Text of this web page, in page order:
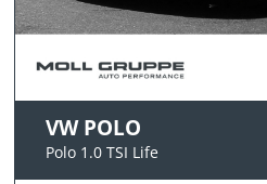
VW POLO
Polo 1.0 TSI Life